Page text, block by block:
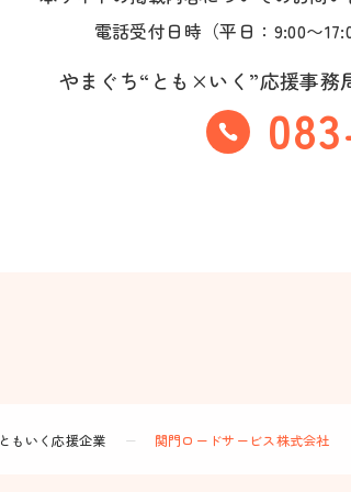
電話受付日時（平日：9:00〜
やまぐち“とも×いく”応援事務
ともいく応援企業 ー 関門ロードサービス株式会社